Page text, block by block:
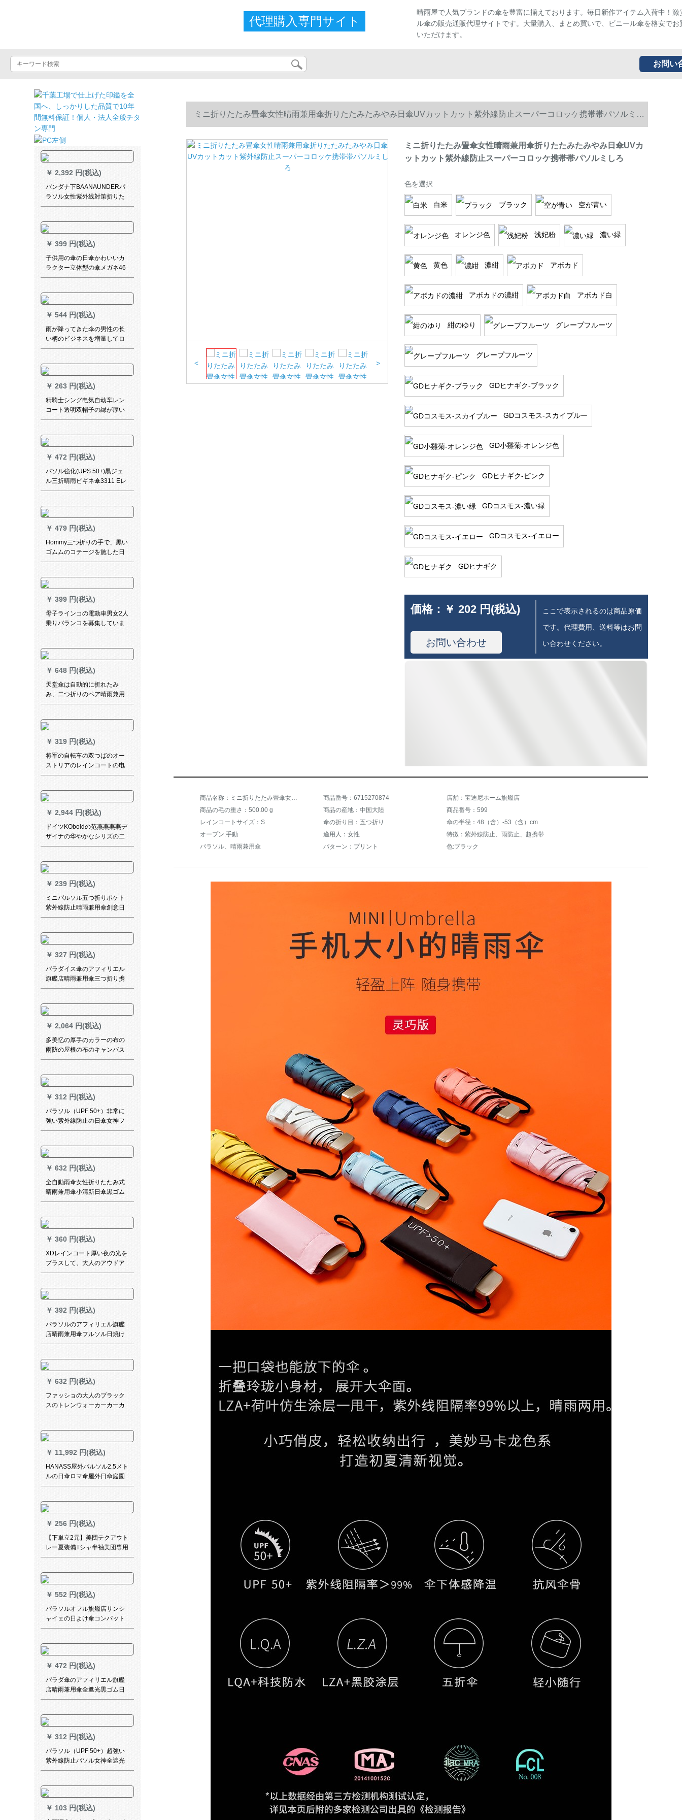
代理購入専門サイト
晴雨屋で人気ブランドの傘を豊富に揃えております。毎日新作アイテム入荷中！激
ル傘の販売通販代理サイトです。大量購入、まとめ買いで、ビニール傘を格安でお
いただけます。
お問い
￥ 2,392 円(税込)
バンダナ下BAANAUNDERパ
ラソル女性紫外线対策折りた
たみた傘晴雨兼用ミニベロシ
￥ 399 円(税込)
子供用の傘の日傘かわいいカ
ラクター立体型の傘メガネ46
cm*8 K
￥ 544 円(税込)
雨が降ってきた伞の男性の长
い柄のビジネスを増量してロ
ゴを印刷して自动的に2人を风
す。
￥ 263 円(税込)
精騎士シング电気自动车レン
コート透明双帽子の縁が厚い
オークのリフォーム生の男女
ート
￥ 472 円(税込)
パソル強化(UPS 50+)黒ジェ
ル三折晴雨ビギネ傘3311 Eレ
ベニアジップ黒
￥ 479 円(税込)
Hommy三つ折りの手で、黒い
ゴムムのコテージを施した日
伞の日烧けを防止する紫外线
ート
￥ 399 円(税込)
母子ラインコの電動車男女2人
乗りバランコを募集していま
す。あららに厚みのある防水
￥ 648 円(税込)
天堂傘は自動的に折れたみ
み、二つ折りのペア晴雨兼用
傘を強化します。
￥ 319 円(税込)
将军の自転车の双つばのオー
ストリアのレインコートの电
动机のポンチの车の成人のシ
くして、厚い湖青の17 JDF
XXXXをプリウスにします。
￥ 2,944 円(税込)
ドイツKOboldの范燕燕燕燕デ
ザイナの华やかなシリズの二
阶建ての日烧け止め紫外线の
の伞は紫外线の日伞をガード
します。
￥ 239 円(税込)
ミニパルソル五つ折りポケト
紫外線防止晴雨兼用傘創意日
傘学生〓折りたたみ傘男女兼
ダー骨折り畳傘です。
￥ 327 円(税込)
パラダイス傘のアフィリエル
旗艦店晴雨兼用傘三つ折り携
帯帯日傘黒ゴム日よけ傘男女1
￥ 2,064 円(税込)
多美忆の厚手のカラーの布の
雨防の屋根の布のキャンバス
のPVC防水の雨幌の布の油布
雨よけの布の6メ-トル*10メ-
トル
￥ 312 円(税込)
パラソル（UPF 50+）非常に
強い紫外線防止の日傘女神フ
ル遮光パソルピル小黒傘しん
ンカラー
￥ 632 円(税込)
全自動雨傘女性折りたたみ式
晴雨兼用傘小清新日傘黒ゴム
の日よけ傘は自動的に開いて
￥ 360 円(税込)
XDレインコート厚い夜の光を
プラスして、大人のアウドア
男女のカープが単で歩く电気
￥ 392 円(税込)
パラソルのアフィリエル旗艦
店晴雨兼用傘フルソル日焼け
止め傘三つ折りプリトのひま
￥ 632 円(税込)
ファッショの大人のブラック
スのトレンウォーカーカーカ
ーカーアウド男性の长目的な
ルポリン骑乗は、徒歩で全身
雨防备レインXLを大きく増加
させます。
￥ 11,992 円(税込)
HANASS屋外パルソル2.5メト
ルの日傘ロマ傘屋外日傘庭園
レジカ傘の屋台ボックス傘広
￥ 256 円(税込)
【下単立2元】美団テクアウト
レー夏装備Tシャ半袖美団専用
Ӣルメーダリングリングリン
￥ 552 円(税込)
パラソルオフル旗艦店サンシ
ャイェの日よけ傘コンパット
携帯帯日傘5つ折り晴雨兼用傘
￥ 472 円(税込)
パラダ傘のアフィリエル旗艦
店晴雨兼用傘全遮光黒ゴム日
焼け止め傘三つ折り小紫陽傘
￥ 312 円(税込)
パラソル（UPF 50+）超強い
紫外線防止パソル女神全遮光
パソルソラス小黒傘新ちゃん
￥ 103 円(税込)
ミニ折りたたみ畳傘女性晴雨兼用傘折りたたみたみやみ日傘UVカットカット紫外線防止スーパーコロッケ携帯帯パソルミし
ろ
< >
ミニ折りたたみ畳傘女性晴雨兼用傘折りたたみたみやみ日傘UVカ
ットカット紫外線防止スーパーコロッケ携帯帯パソルミしろ
色を選択
白米 ブラック 空が青い
オレンジ色 浅妃粉 濃い緑
黄色 濃紺 アボカド
アボカドの濃紺 アボカド白
紺のゆり グレープフルーツ
グレープフルーツ
GDヒナギク-ブラック
GDコスモス-スカイブルー
GD小雛菊-オレンジ色
GDヒナギク-ピンク
GDコスモス-濃い緑
GDコスモス-イエロー
GDヒナギク
価格： ￥ 202 円(税込)
お問い合わせ
ここで表示されるのは商品原価
です。代理費用、送料等はお問
い合わせください。
商品名称：ミニ折りたたみ畳傘女性晴雨兼用傘折りたたみ日傘UVカット紫外線防止超コンパクト携帯日傘白 商品番号：6715270874
店舗：宝迪尼ホーム旗艦店
商品の毛の重さ：500.00 g
商品の産地：中国大陸
商品番号：599
レインコートサイズ：S
傘の折り目：五つ折り
傘の半径：48（含）-53（含）cm
オープン:手動
適用人：女性
特徴：紫外線防止、雨防止、超携帯
パラソル、晴雨兼用傘
パターン：プリント 色:ブラック